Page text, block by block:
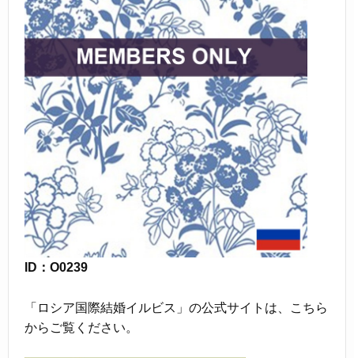
ID：O0239
「ロシア国際結婚イルビス」の公式サイトは、こちら
からご覧ください。